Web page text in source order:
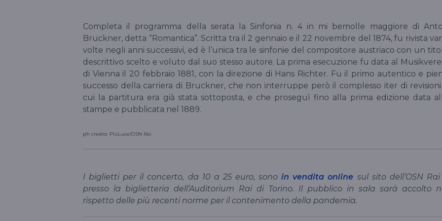
Completa il programma della serata la Sinfonia n. 4 in mi bemolle maggiore di
Bruckner, detta “Romantica”. Scritta tra il 2 gennaio e il 22 novembre del 1874, fu rivista
volte negli anni successivi, ed è l’unica tra le sinfonie del compositore austriaco con un
descrittivo scelto e voluto dal suo stesso autore. La prima esecuzione fu data al
di Vienna il 20 febbraio 1881, con la direzione di Hans Richter. Fu il primo autentico e
successo della carriera di Bruckner, che non interruppe però il complesso iter di revisioni
cui la partitura era già stata sottoposta, e che proseguì fino alla prima edizione data
stampe e pubblicata nel 1889.
ph credits: PiùLuce/OSN Rai
I biglietti per il concerto, da 10 a 25 euro, sonoin vendita online sul sito dell’OSN
presso la biglietteria dell’Auditorium Rai di Torino. Il pubblico in sala sarà accolto
rispetto delle più recenti norme per il contenimento della pandemia.